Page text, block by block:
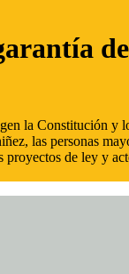
la Constitución y
las personas
de ley y